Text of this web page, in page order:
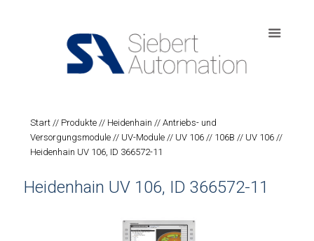
Start // Produkte // Heidenhain //Antriebs- und
Versorgungsmodule // UV-Module // UV 106 // 106B // UV 106 //
Heidenhain UV 106, ID 366572-11
Heidenhain UV 106, ID 366572-11